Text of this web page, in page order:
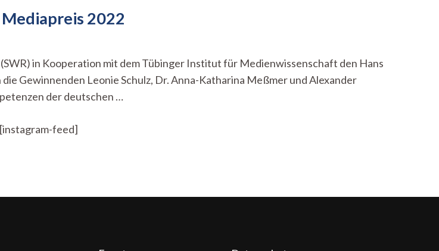
2022
in Kooperation mit dem Tübinger Institut für Medienwissenschaft den Hans
Gewinnenden Leonie Schulz, Dr. Anna-Katharina Meßmer und Alexander
der deutschen …
[instagram-feed]